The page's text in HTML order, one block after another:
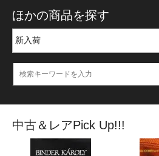
ほかの商品を探す
中古＆レアPick Up!!!